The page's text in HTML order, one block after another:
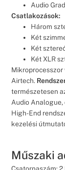
Audio
Csatlakozások:
Három
Két
Két
Két XLR
Airtech.
természetesen
Audio Analogue,
High-End
kezelési
Műszaki
Csatornaszám: 2